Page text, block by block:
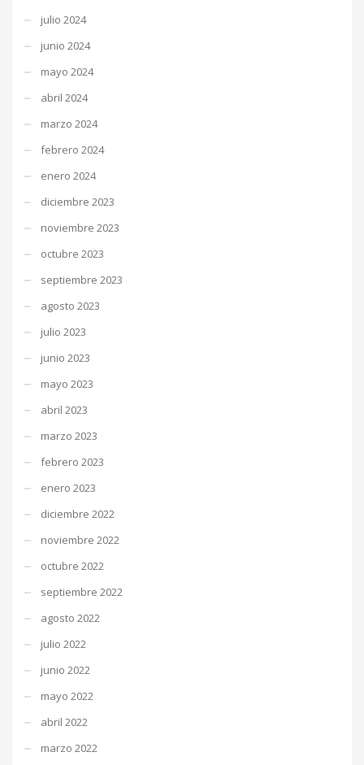
julio 2024
junio 2024
mayo 2024
abril 2024
marzo 2024
febrero 2024
enero 2024
diciembre 2023
noviembre 2023
octubre 2023
septiembre 2023
agosto 2023
julio 2023
junio 2023
mayo 2023
abril 2023
marzo 2023
febrero 2023
enero 2023
diciembre 2022
noviembre 2022
octubre 2022
septiembre 2022
agosto 2022
julio 2022
junio 2022
mayo 2022
abril 2022
marzo 2022